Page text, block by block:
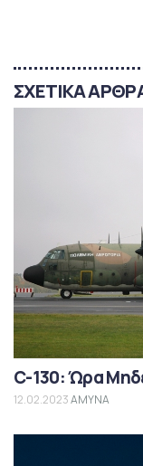
ΣΧΕΤΙΚΑ
C-130: Ώρα
12.02.2023ΑΜΥΝΑ